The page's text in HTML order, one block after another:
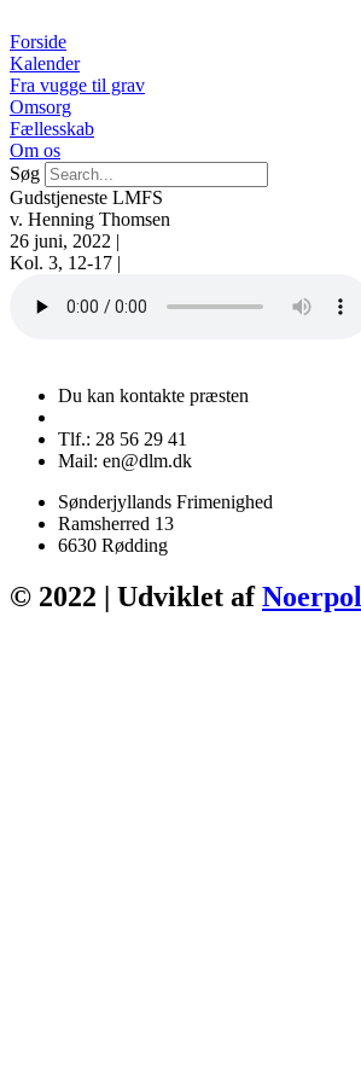
til
indhold
Forside
Kalender
Fra vugge til grav
Omsorg
Fællesskab
Om os
Søg
Gudstjeneste LMFS
v. Henning Thomsen
26 juni, 2022 |
Kol. 3, 12-17 |
Du kan kontakte præsten
Tlf.: 28 56 29 41
Mail: en@dlm.dk
Sønderjyllands Frimenighed
Ramsherred 13
6630 Rødding
© 2022 | Udviklet afNoerpol